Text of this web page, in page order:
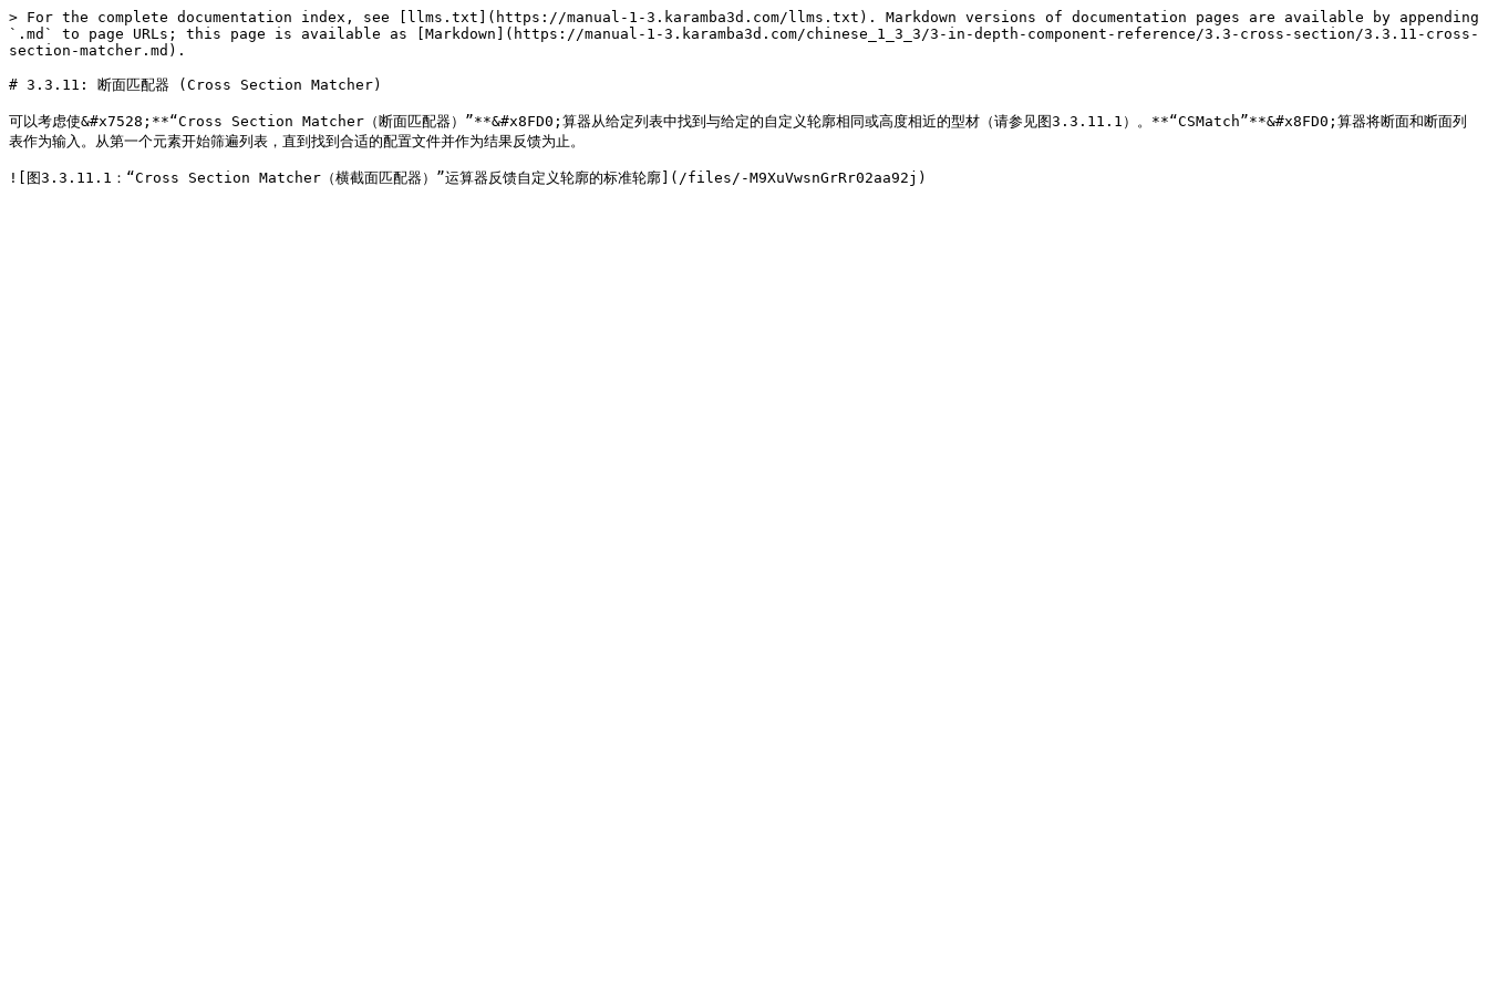
> For the complete documentation index, see [llms.txt](https://manual-1-3.karamba3d.com/llms.txt). Markdown versions of documentation pages are available by appending
`.md` to page URLs; this page is available as [Markdown](https://manual-1-3.karamba3d.com/chinese_1_3_3/3-in-depth-component-reference/3.3-cross-section/3.3.11-cross-
section-matcher.md).
# 3.3.11: 断面匹配器 (Cross Section Matcher)
可以考虑使&#x7528;**“Cross Section Matcher（断面匹配器）”**&#x8FD0;算器从给定列表中找到与给定的自定义轮廓相同或高度相近的型材（请参见图3.3.11.1）。**“CSMatch”**&#x8FD0;算器将断面和断面列
表作为输入。从第一个元素开始筛遍列表，直到找到合适的配置文件并作为结果反馈为止。